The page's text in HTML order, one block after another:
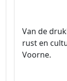
Van de
rust en
Voorne.